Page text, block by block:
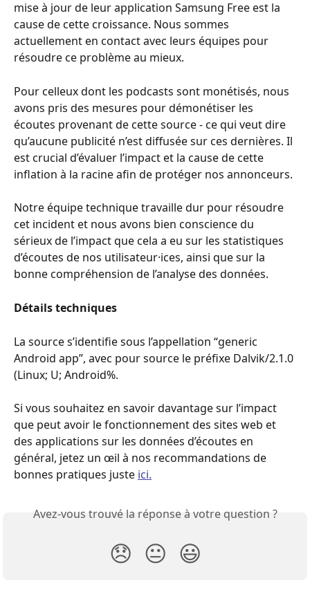
mise à jour de leur application Samsung Free est la
cause de cette croissance. Nous sommes
actuellement en contact avec leurs équipes pour
résoudre ce problème au mieux.
Pour celleux dont les podcasts sont monétisés, nous
avons pris des mesures pour démonétiser les
écoutes provenant de cette source - ce qui veut dire
qu’aucune publicité n’est diffusée sur ces dernières. Il
est crucial d’évaluer l’impact et la cause de cette
inflation à la racine afin de protéger nos annonceurs.
Notre équipe technique travaille dur pour résoudre
cet incident et nous avons bien conscience du
sérieux de l’impact que cela a eu sur les statistiques
d’écoutes de nos utilisateur·ices, ainsi que sur la
bonne compréhension de l’analyse des données.
Détails techniques
La source s’identifie sous l’appellation “generic
Android app”, avec pour source le préfixe Dalvik/2.1.0
(Linux; U; Android%.
Si vous souhaitez en savoir davantage sur l’impact
que peut avoir le fonctionnement des sites web et
des applications sur les données d’écoutes en
général, jetez un œil à nos recommandations de
bonnes pratiques juste ici.
Avez-vous trouvé la réponse à votre question ?
😞 😐 😃